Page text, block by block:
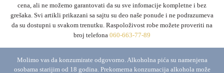
cena, ali ne možemo garantovati da su sve infomacije kompletne i bez
grešaka. Svi artikli prikazani sa sajtu su deo naše ponude i ne podrazumeva
da su dostupni u svakom trenutku. Raspoloživost robe možete proveriti na
broj telefona 060-663-77-89
Molimo vas da konzumirate odgovorno. Alkoholna pića su namenjena
osobama starijim od 18 godina. Prekomerna konzumacija alkohola može